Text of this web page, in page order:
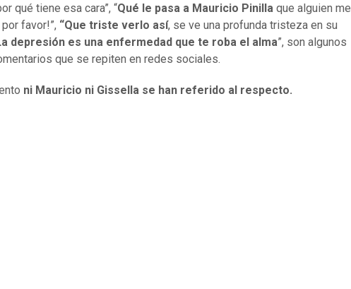
qué tiene esa cara”, “Qué le pasa a Mauricio Pinilla que alguien me
favor!”, “Que triste verlo así, se ve una profunda tristeza en su
depresión es una enfermedad que te roba el alma”, son algunos
que se repiten en redes sociales.
ni Mauricio ni Gissella se han referido al respecto.